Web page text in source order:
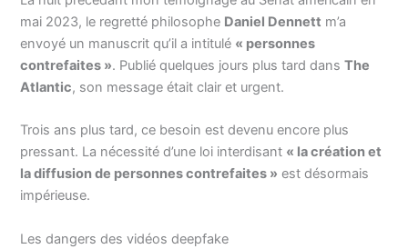
mai 2023, le regretté philosophe Daniel Dennett m’a
envoyé un manuscrit qu’il a intitulé « personnes
contrefaites ». Publié quelques jours plus tard dansThe
Atlantic, son message était clair et urgent.
Trois ans plus tard, ce besoin est devenu encore plus
pressant. La nécessité d’une loi interdisant « la création et
la diffusion de personnes contrefaites » est désormais
impérieuse.
Les dangers des vidéos deepfake